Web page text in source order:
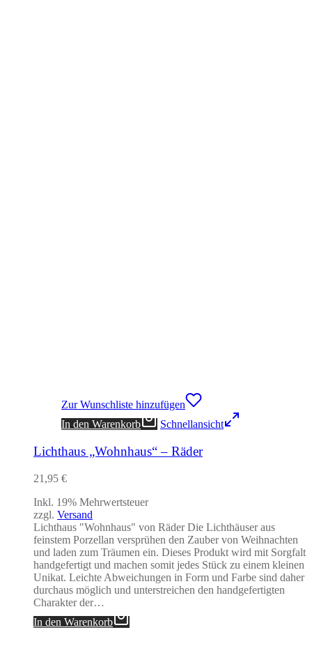
Zur Wunschliste hinzufügen
In den Warenkorb
Schnellansicht
Lichthaus „Wohnhaus“ – Räder
21,95 €
Inkl. 19% Mehrwertsteuer
zzgl. Versand
Lichthaus "Wohnhaus" von Räder Die Lichthäuser aus
feinstem Porzellan versprühen den Zauber von Weihnachten
und laden zum Träumen ein. Dieses Produkt wird mit Sorgfalt
handgefertigt und machen somit jedes Stück zu einem kleinen
Unikat. Leichte Abweichungen in Form und Farbe sind daher
durchaus möglich und unterstreichen den handgefertigten
Charakter der…
In den Warenkorb